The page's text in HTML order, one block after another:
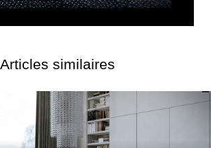
Articles similaires